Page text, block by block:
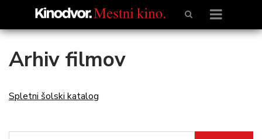
Arhiv filmov
Spletni šolski katalog